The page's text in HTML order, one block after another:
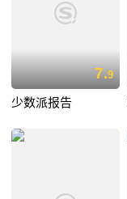
7.9
少数派报告